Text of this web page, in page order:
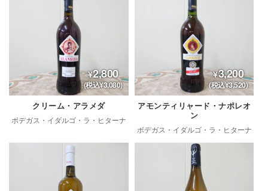
2,800
(税込¥3,080)
クリーム・アラメダ
ボデガス・イダルゴ・ラ・ヒターナ
3,200
(税込¥3,520)
アモンティリャード・ナポレオ
ン
ボデガス・イダルゴ・ラ・ヒターナ